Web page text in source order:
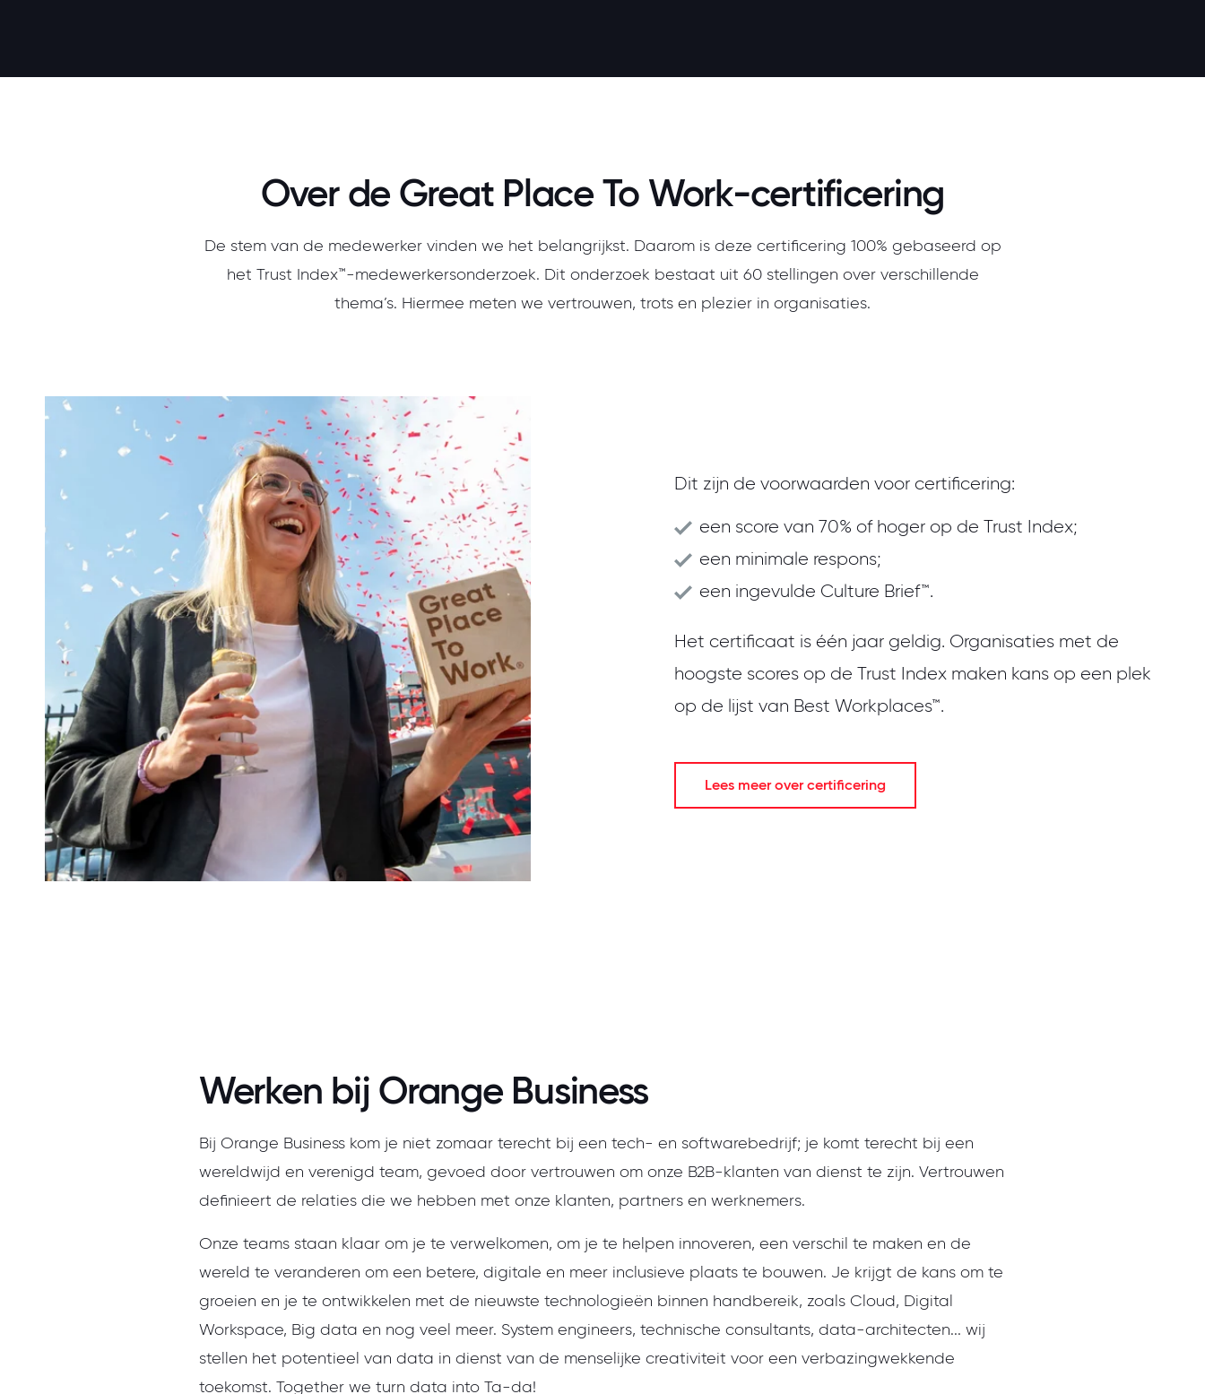
Over de Great Place To Work-certificering
De stem van de medewerker vinden we het belangrijkst. Daarom is deze certificering 100% gebaseerd op
het Trust Index™-medewerkersonderzoek. Dit onderzoek bestaat uit 60 stellingen over verschillende
thema’s. Hiermee meten we vertrouwen, trots en plezier in organisaties.
Dit zijn de voorwaarden voor certificering:
een score van 70% of hoger op de Trust Index;
een minimale respons;
een ingevulde Culture Brief™.
Het certificaat is één jaar geldig. Organisaties met de
hoogste scores op de Trust Index maken kans op een plek
op de lijst van Best Workplaces™.
Lees meer over certificering
Werken bij Orange Business
Bij Orange Business kom je niet zomaar terecht bij een tech- en softwarebedrijf; je komt terecht bij een
wereldwijd en verenigd team, gevoed door vertrouwen om onze B2B-klanten van dienst te zijn. Vertrouwen
definieert de relaties die we hebben met onze klanten, partners en werknemers.
Onze teams staan klaar om je te verwelkomen, om je te helpen innoveren, een verschil te maken en de
wereld te veranderen om een betere, digitale en meer inclusieve plaats te bouwen. Je krijgt de kans om te
groeien en je te ontwikkelen met de nieuwste technologieën binnen handbereik, zoals Cloud, Digital
Workspace, Big data en nog veel meer. System engineers, technische consultants, data-architecten... wij
stellen het potentieel van data in dienst van de menselijke creativiteit voor een verbazingwekkende
toekomst. Together we turn data into Ta-da!